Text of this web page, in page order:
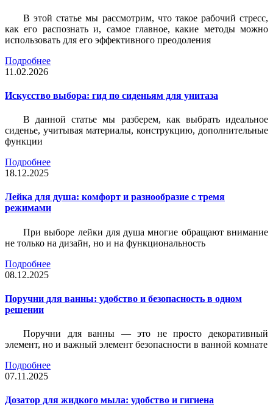
В этой статье мы рассмотрим, что такое рабочий стресс,
как его распознать и, самое главное, какие методы можно
использовать для его эффективного преодоления
Подробнее
11.02.2026
Искусство выбора: гид по сиденьям для унитаза
В данной статье мы разберем, как выбрать идеальное
сиденье, учитывая материалы, конструкцию, дополнительные
функции
Подробнее
18.12.2025
Лейка для душа: комфорт и разнообразие с тремя
режимами
При выборе лейки для душа многие обращают внимание
не только на дизайн, но и на функциональность
Подробнее
08.12.2025
Поручни для ванны: удобство и безопасность в одном
решении
Поручни для ванны — это не просто декоративный
элемент, но и важный элемент безопасности в ванной комнате
Подробнее
07.11.2025
Дозатор для жидкого мыла: удобство и гигиена